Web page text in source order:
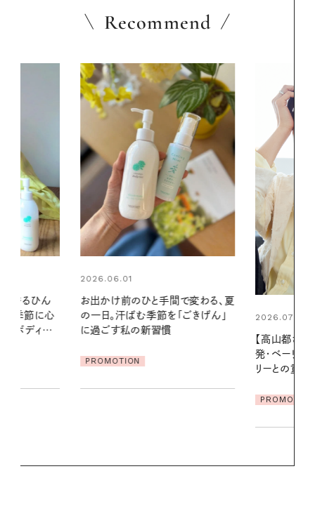
Recommend
変わる、夏
ごきげん」
2026.07.21
発・ベーリングの腕時計】 アクセサ
リーとの重ねづけも素敵な大人の
2026.06.01
える夜の爽
PROMOTION